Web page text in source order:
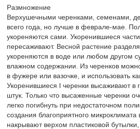
Размножение
Верхушечными черенками, семенами,
всего года, но лучше в феврале-мае.
укореняются сами. Укоренившиеся
пересаживают. Весной растение
укореняются в воде или любом другом
влажном содержании. Из черенков
в фужере или вазочке, и использовать
Укоренившиеся I черенки высаживают в
штук. Только что высаженные черенки
легко погибнуть при недостаточном
создания благоприятного
накрывают верхом пластиковой